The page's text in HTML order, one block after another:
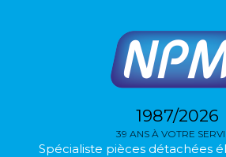
1987/2026
39 ANS À VOTRE
Spécialiste pièces détachées